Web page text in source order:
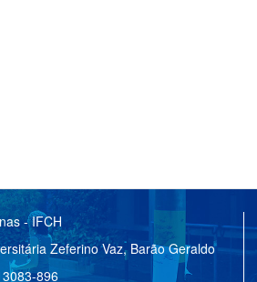
- IFCH
Zeferino Vaz, Barão Geraldo
896